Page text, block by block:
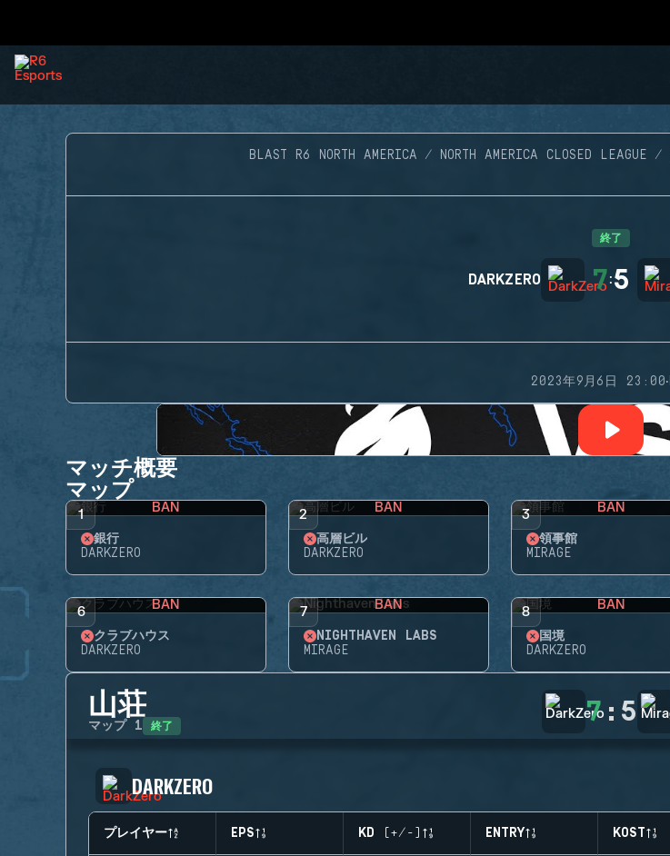
BLAST R6 NORTH AMERICA NORTH AMERICA CLOSED LEAGUE
終了
DARKZERO 7:5
2023年9月6日 23:00·
マッチ概要
マップ
1 BAN
銀行
DARKZERO
2 BAN
高層ビル
DARKZERO
3 BAN
領事館
MIRAGE
6 BAN
クラブハウス
DARKZERO
7 BAN
NIGHTHAVEN LABS
MIRAGE
8 BAN
国境
DARKZERO
山荘
マップ 1 終了 7: 5
DARKZERO
プレイヤー EPS KD (+/-) ENTRY KOST